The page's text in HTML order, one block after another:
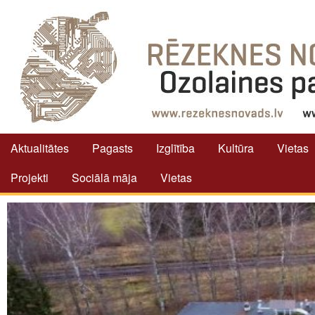
Aktualitātes Pagasts Izglītība Kultūra
Vietas
Projekti
Sociālā māja Vietas